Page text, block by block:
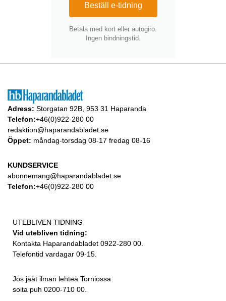
Beställ e-tidning
Betala med kort eller autogiro.
Ingen bindningstid.
Adress: Storgatan 92B, 953 31 Haparanda
Telefon:+46(0)922-280 00
redaktion@haparandabladet.se
Öppet: måndag-torsdag 08-17 fredag 08-16
KUNDSERVICE
abonnemang@haparandabladet.se
Telefon:+46(0)922-280 00
UTEBLIVEN TIDNING
Vid utebliven tidning:
Kontakta Haparandabladet 0922-280 00.
Telefontid vardagar 09-15.
Jos jäät ilman lehteä Torniossa
soita puh 0200-710 00.